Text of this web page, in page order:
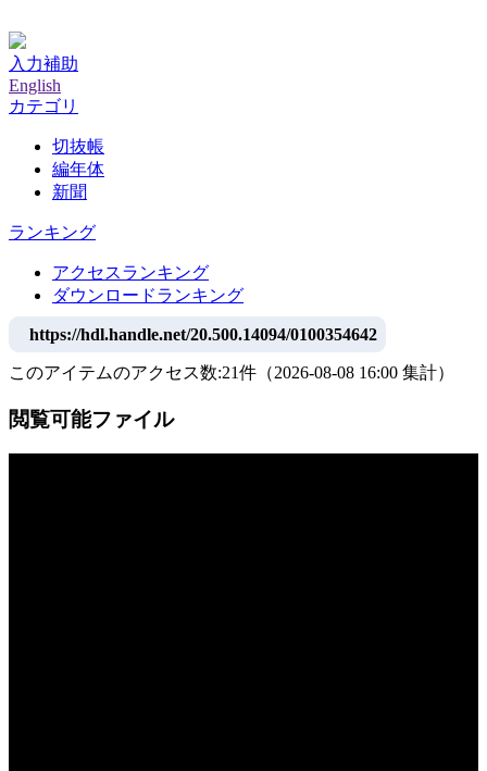
入力補助
English
カテゴリ
切抜帳
編年体
新聞
ランキング
アクセスランキング
ダウンロードランキング
https://hdl.handle.net/20.500.14094/0100354642
このアイテムのアクセス数:21件 （2026-08-08 16:00 集計）
閲覧可能ファイル